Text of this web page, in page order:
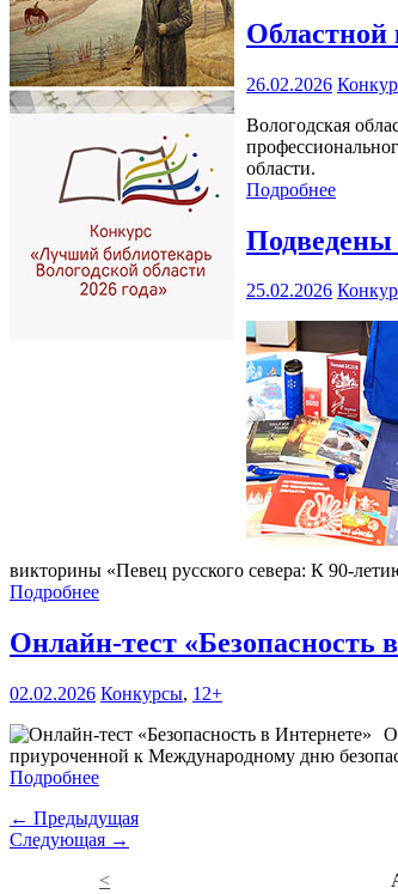
Областной
26.02.2026
Вологодская
области.
Подробнее
Подведены
25.02.2026
викторины «Певец русского севера: К 90-
Подробнее
Онлайн-тест «Безопасность
02.02.2026 Конкурсы, 12+
приуроченной к Международному дню
Подробнее
← Предыдущая
Следующая →
<